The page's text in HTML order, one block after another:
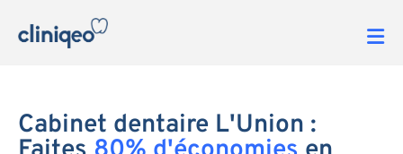
Cabinet dentaire L'Union :